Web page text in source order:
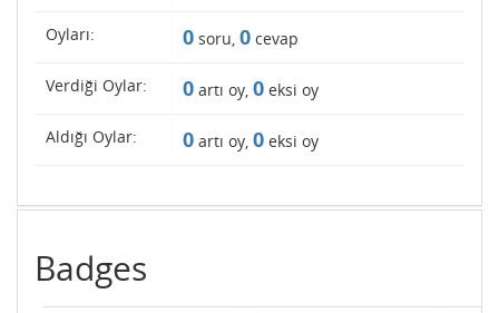
Oyları: 0 soru, 0 cevap
Verdiği Oylar: 0 artı oy, 0 eksi oy
Aldığı Oylar: 0 artı oy, 0 eksi oy
Badges